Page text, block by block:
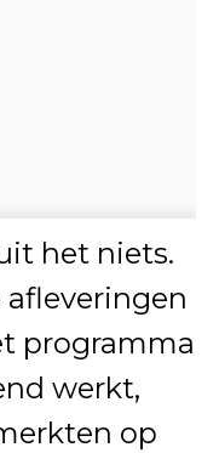
het niets.
afleveringen
programma
werkt,
op